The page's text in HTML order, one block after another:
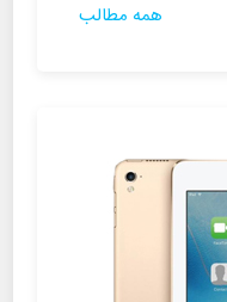
همه مطالب